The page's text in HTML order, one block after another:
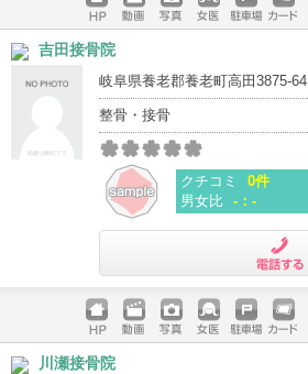
ホームペ
ージ
動画 写真 女医 駐車場
クレジッ
吉田接骨院
岐阜県養老郡養老町高田3875-64
整骨・接骨
クチコミ
0件
男女比 -：-
ホームペ
ージ
動画 写真 女医 駐車場
クレジッ
川瀬接骨院